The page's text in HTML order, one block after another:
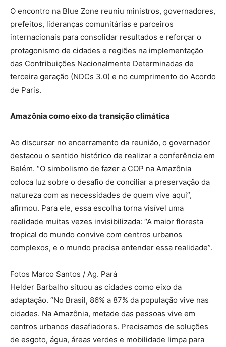
O encontro na Blue Zone reuniu ministros, governadores,
prefeitos, lideranças comunitárias e parceiros
internacionais para consolidar resultados e reforçar o
protagonismo de cidades e regiões na implementação
das Contribuições Nacionalmente Determinadas de
terceira geração (NDCs 3.0) e no cumprimento do Acordo
de Paris.
Amazônia como eixo da transição climática
Ao discursar no encerramento da reunião, o governador
destacou o sentido histórico de realizar a conferência em
Belém. “O simbolismo de fazer a COP na Amazônia
coloca luz sobre o desafio de conciliar a preservação da
natureza com as necessidades de quem vive aqui”,
afirmou. Para ele, essa escolha torna visível uma
realidade muitas vezes invisibilizada: “A maior floresta
tropical do mundo convive com centros urbanos
complexos, e o mundo precisa entender essa realidade”.
Fotos Marco Santos / Ag. Pará
Helder Barbalho situou as cidades como eixo da
adaptação. “No Brasil, 86% a 87% da população vive nas
cidades. Na Amazônia, metade das pessoas vive em
centros urbanos desafiadores. Precisamos de soluções
de esgoto, água, áreas verdes e mobilidade limpa para